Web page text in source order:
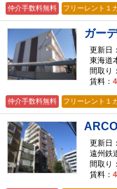
仲介手数料無料 フリーレント１
ガー
更新日
東海道
間取り：
賃料：
仲介手数料無料 フリーレント１
更新日
遠州鉄
間取り：
賃料：